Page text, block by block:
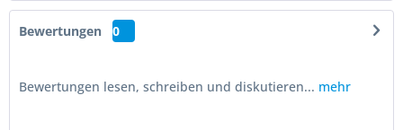
Bewertungen 0
Bewertungen lesen, schreiben und diskutieren... mehr